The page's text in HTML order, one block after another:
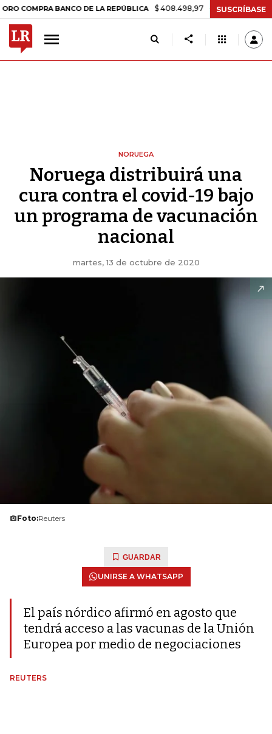
BANCO DE LA REPÚBLICA $ 408.498,97 +$ 8.753,81 +2,19%
SUSCRÍBASE
NORUEGA
Noruega distribuirá una
cura contra el covid-19 bajo
un programa de vacunación
nacional
martes, 13 de octubre de 2020
Foto:Reuters
GUARDAR
UNIRSE A WHATSAPP
El país nórdico afirmó en agosto que
tendrá acceso a las vacunas de la Unión
Europea por medio de negociaciones
REUTERS